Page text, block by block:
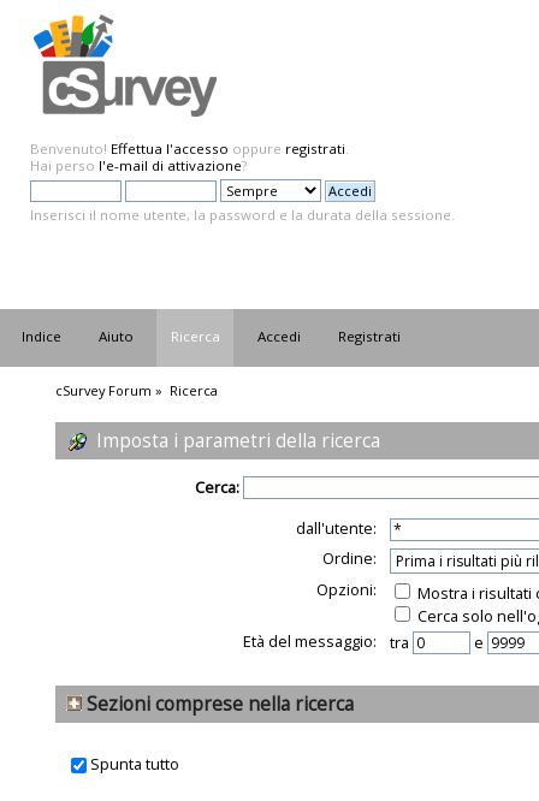
Benvenuto! Effettua l'accesso oppure registrati.
Hai perso l'e-mail di attivazione?
Inserisci il nome utente, la password e la durata della sessione.
Indice Aiuto Ricerca Accedi Registrati
cSurvey Forum » Ricerca
Imposta i parametri della ricerca
Cerca:
dall'utente:
Ordine:
Opzioni:
Mostra i risultati
Cerca solo
Età del messaggio:
tra e
Sezioni comprese nella ricerca
Spunta tutto